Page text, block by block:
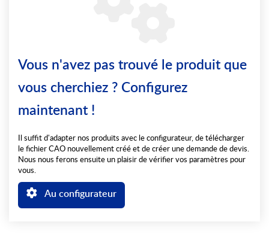
Vous n'avez pas trouvé le produit que
vous cherchiez ? Configurez
maintenant !
Il suffit d'adapter nos produits avec le configurateur, de télécharger
le fichier CAO nouvellement créé et de créer une demande de devis.
Nous nous ferons ensuite un plaisir de vérifier vos paramètres pour
vous.
Au configurateur